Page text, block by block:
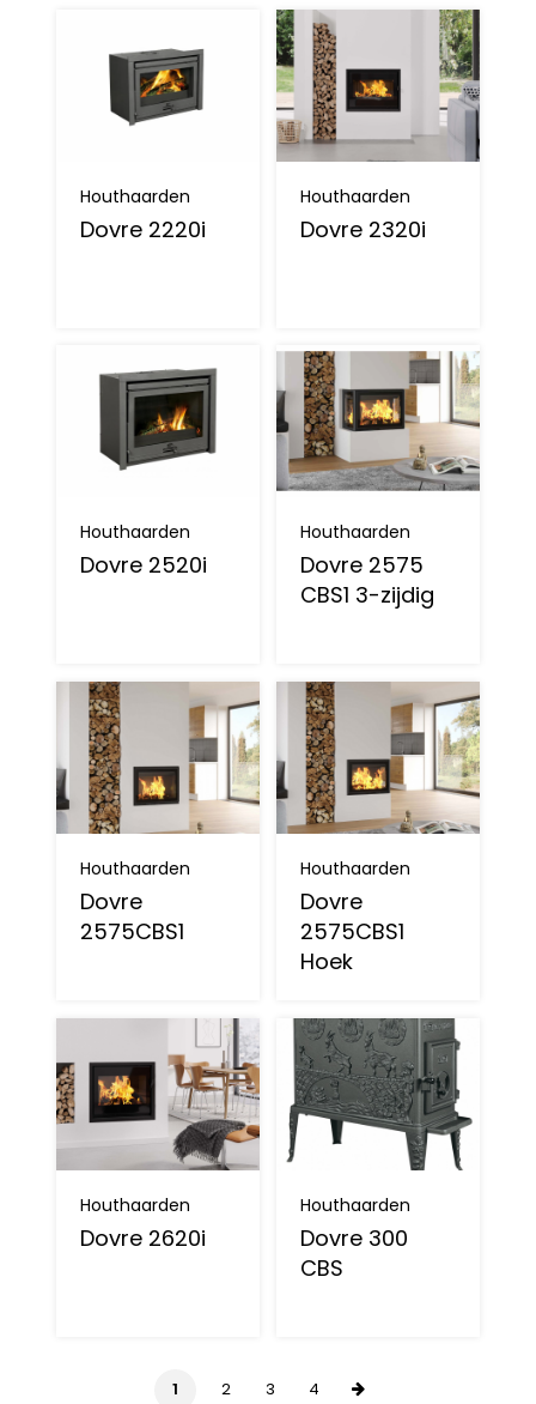
Houthaarden
Dovre 2220i
Houthaarden
Dovre 2320i
Houthaarden
Dovre 2520i
Houthaarden
Dovre 2575
CBS1 3-zijdig
Houthaarden
Dovre
2575CBS1
Houthaarden
Dovre
2575CBS1
Hoek
Houthaarden
Dovre 2620i
Houthaarden
Dovre 300
CBS
1 2 3 4